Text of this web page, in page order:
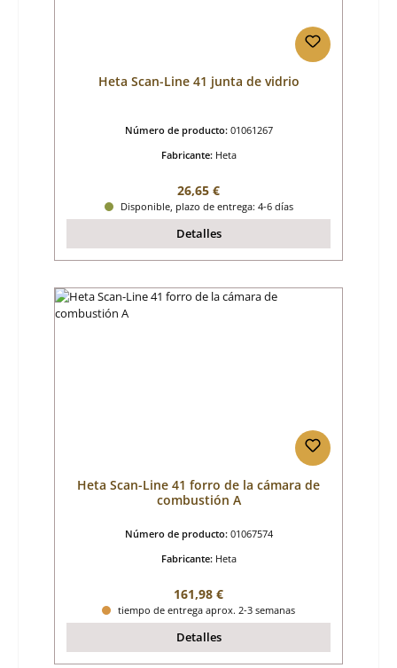
Heta Scan-Line 41 junta de vidrio
Número de producto: 01061267
Fabricante: Heta
Precio normal:
26,65 €
Disponible, plazo de entrega: 4-6 días
Detalles
Heta Scan-Line 41 forro de la cámara de
combustión A
Número de producto: 01067574
Fabricante: Heta
Precio normal:
161,98 €
tiempo de entrega aprox. 2-3 semanas
Detalles